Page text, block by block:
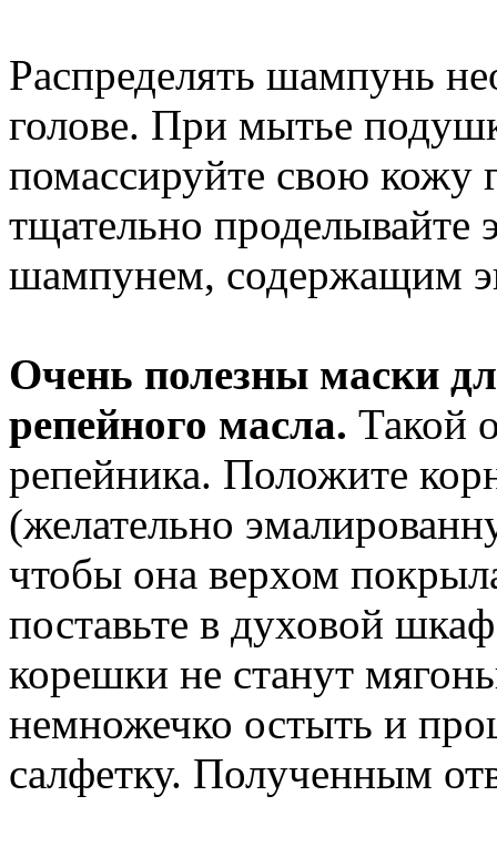
Распределять шампунь
голове. При мытье
помассируйте свою кожу
тщательно проделывайте
шампунем, содержащим
Очень полезны маски
репейного масла. Такой
репейника. Положите
(желательно
чтобы она верхом
поставьте в духовой
корешки не станут
немножечко остыть и
салфетку. Полученным